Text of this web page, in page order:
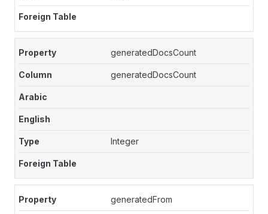
generatedDocsCount
generatedDocsCount
Integer
generatedFrom